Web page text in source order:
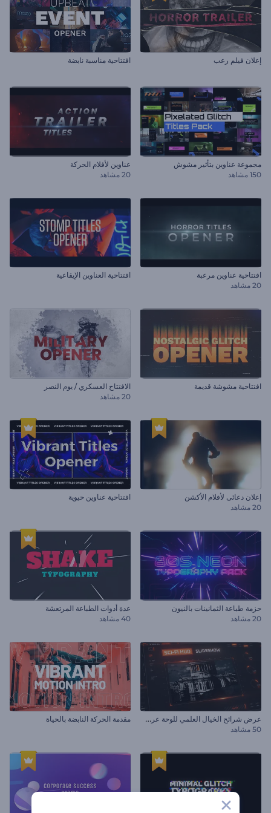
إعلان فيلم رعب افتتاحية مناسبة نابضة
مجموعة عناوين بتأثير مشوش
150 مشاهد
عناوين لأفلام الحركة
20 مشاهد
افتتاحية عناوين مرعبة
20 مشاهد
افتتاحية العناوين الإيقاعية
افتتاحية مشوشة قديمة
الافتتاح العسكري / يوم النصر
20 مشاهد
إعلان دعائى لأفلام الأكشن
20 مشاهد
افتتاحية عناوين حيوية
حزمة طباعة الثمانينات بالنيون
20 مشاهد
عدة أدوات الطباعة المرتعشة
40 مشاهد
ع
رض شرائح الخيال العلمي للوحة عرض راسية
50 مشاهد
مقدمة الحركة النابضة بالحياة